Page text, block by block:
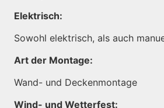
Elektrisch:
Sowohl elektrisch, als auch
Art der Montage:
Wand- und Deckenmontage
Wind- und Wetterfest: